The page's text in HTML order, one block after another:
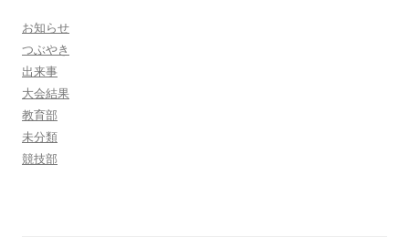
お知らせ
つぶやき
出来事
大会結果
教育部
未分類
競技部